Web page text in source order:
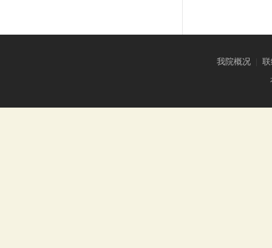
我院概况